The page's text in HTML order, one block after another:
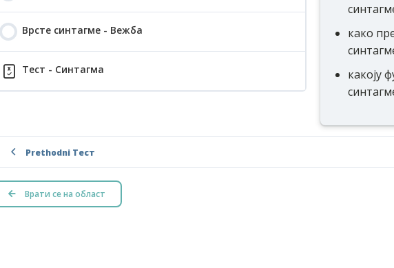
Врсте синтагме - Вежба
Тест - Синтагма
како
какоју
Prethodni Тест
Врати се на област